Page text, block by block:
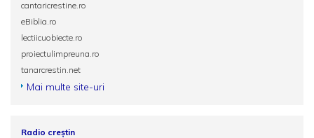
cantaricrestine.ro
eBiblia.ro
lectiicuobiecte.ro
proiectulimpreuna.ro
tanarcrestin.net
Mai multe site-uri
Radio creștin